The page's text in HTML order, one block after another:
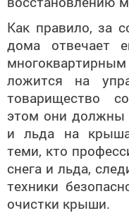
Как правило, за
дома отвечает
ложится на
товарищество
этом они должны
и льда на
теми, кто
снега и льда,
техники
очистки крыши.